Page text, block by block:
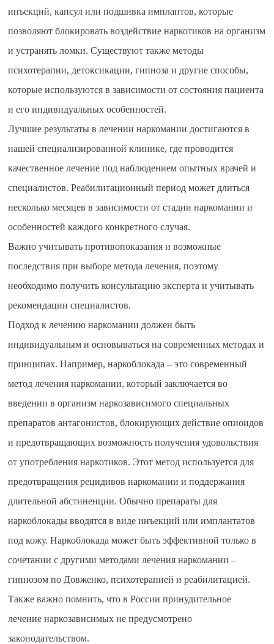
инъекций, капсул или подшивка имплантов, которые
позволяют блокировать воздействие наркотиков на организм
и устранять ломки. Существуют также методы
психотерапии, детоксикации, гипноза и другие способы,
которые используются в зависимости от состояния пациента
и его индивидуальных особенностей.
Лучшие результаты в лечении наркомании достигаются в
нашей специализированной клинике, где проводится
качественное лечение под наблюдением опытных врачей и
специалистов. Реабилитационный период может длиться
несколько месяцев в зависимости от стадии наркомании и
особенностей каждого конкретного случая.
Важно учитывать противопоказания и возможные
последствия при выборе метода лечения, поэтому
необходимо получить консультацию эксперта и учитывать
рекомендации специалистов.
Подход к лечению наркомании должен быть
индивидуальным и основываться на современных методах и
принципах. Например, наркоблокада – это современный
метод лечения наркомании, который заключается во
введении в организм наркозависимого специальных
препаратов антагонистов, блокирующих действие опиоидов
и предотвращающих возможность получения удовольствия
от употребления наркотиков. Этот метод используется для
предотвращения рецидивов наркомании и поддержания
длительной абстиненции. Обычно препараты для
наркоблокады вводятся в виде инъекций или имплантатов
под кожу. Наркоблокада может быть эффективной только в
сочетании с другими методами лечения наркомании –
гипнозом по Довженко, психотерапией и реабилитацией.
Также важно помнить, что в России принудительное
лечение наркозависимых не предусмотрено
законодательством.